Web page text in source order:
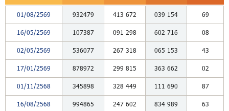
01/08/2569 932479 413 672 039 154 69
16/05/2569 107387 091 298 602 716 08
02/05/2569 536077 267 318 065 153 43
17/01/2569 878972 299 815 363 662 02
01/11/2568 345898 328 449 111 690 87
16/08/2568 994865 247 602 834 989 63